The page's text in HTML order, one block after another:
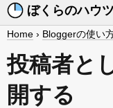
ぼくらのハウ
Home › Bloggerの使い
投稿者と
開する